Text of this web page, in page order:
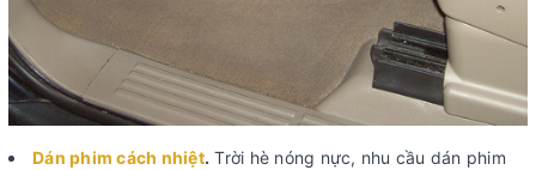
Dán phim cách nhiệt. Trời hè nóng nực, nhu cầu dán phim